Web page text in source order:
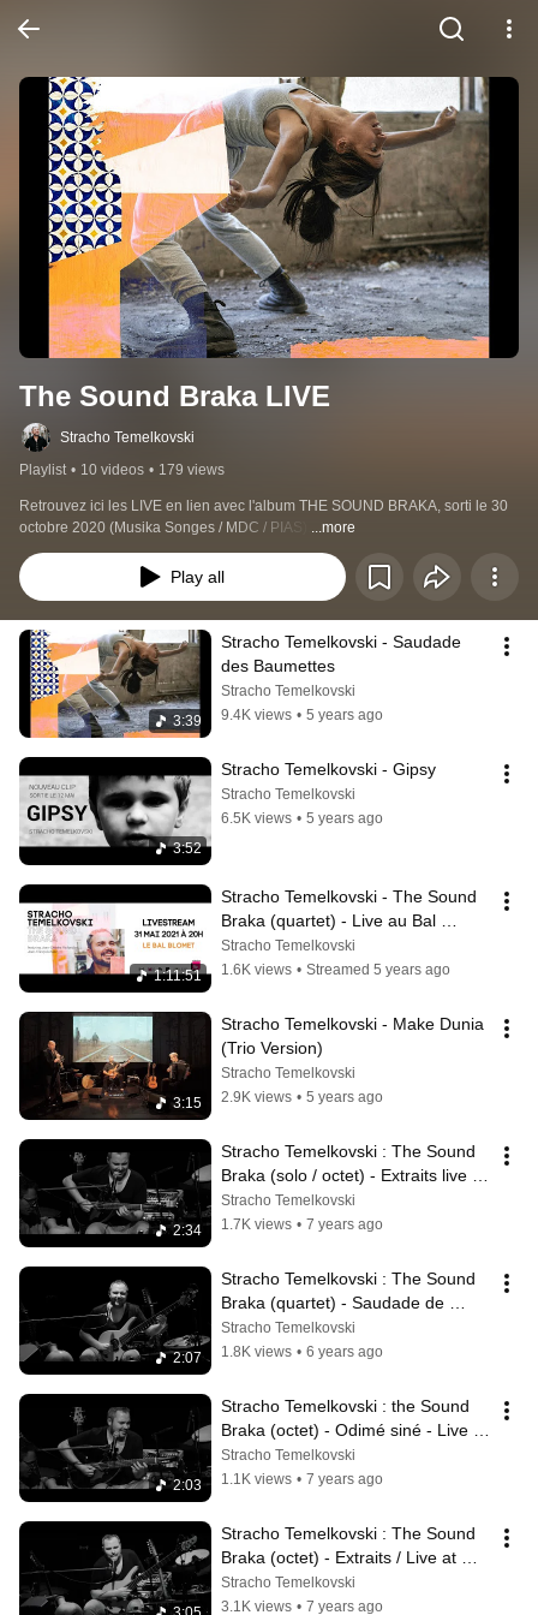
The Sound Braka LIVE
Stracho Temelkovski
Playlist • 10 videos • 179 views
Retrouvez ici les LIVE en lien avec l'album THE SOUND BRAKA, sorti le 30
octobre 2020 (Musika Songes / MDC / PIAS). ...more
Play all
3:39
Stracho Temelkovski - Saudade
des Baumettes
Stracho Temelkovski
9.4K views • 5 years ago
3:52
Stracho Temelkovski - Gipsy
Stracho Temelkovski
6.5K views • 5 years ago
1:11:51
Stracho Temelkovski - The Sound
Braka (quartet) - Live au Bal
Blomet
Stracho Temelkovski
1.6K views • Streamed 5 years ago
3:15
Stracho Temelkovski - Make Dunia
(Trio Version)
Stracho Temelkovski
2.9K views • 5 years ago
2:34
Stracho Temelkovski : The Sound
Braka (solo / octet) - Extraits live at
Opéra de Lyon
Stracho Temelkovski
1.7K views • 7 years ago
2:07
Stracho Temelkovski : The Sound
Braka (quartet) - Saudade de
Baumettes - Live at Opéra de Lyon
Stracho Temelkovski
1.8K views • 6 years ago
2:03
Stracho Temelkovski : the Sound
Braka (octet) - Odimé siné - Live at
Opéra de Lyon
Stracho Temelkovski
1.1K views • 7 years ago
Stracho Temelkovski : The Sound
Braka (octet) - Extraits / Live at
Opéra de Lyon
Stracho Temelkovski
3.1K views • 7 years ago